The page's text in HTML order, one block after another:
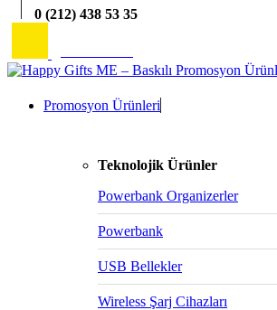
0 (212) 438 53 35
Promosyon Ürünleri
Teknolojik Ürünler
Powerbank Organizerler
Powerbank
USB Bellekler
Wireless Şarj Cihazları